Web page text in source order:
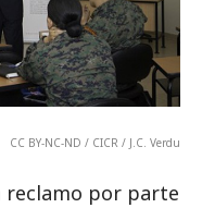
CC BY-NC-ND / CICR / J.C. Verdu
reclamo por parte